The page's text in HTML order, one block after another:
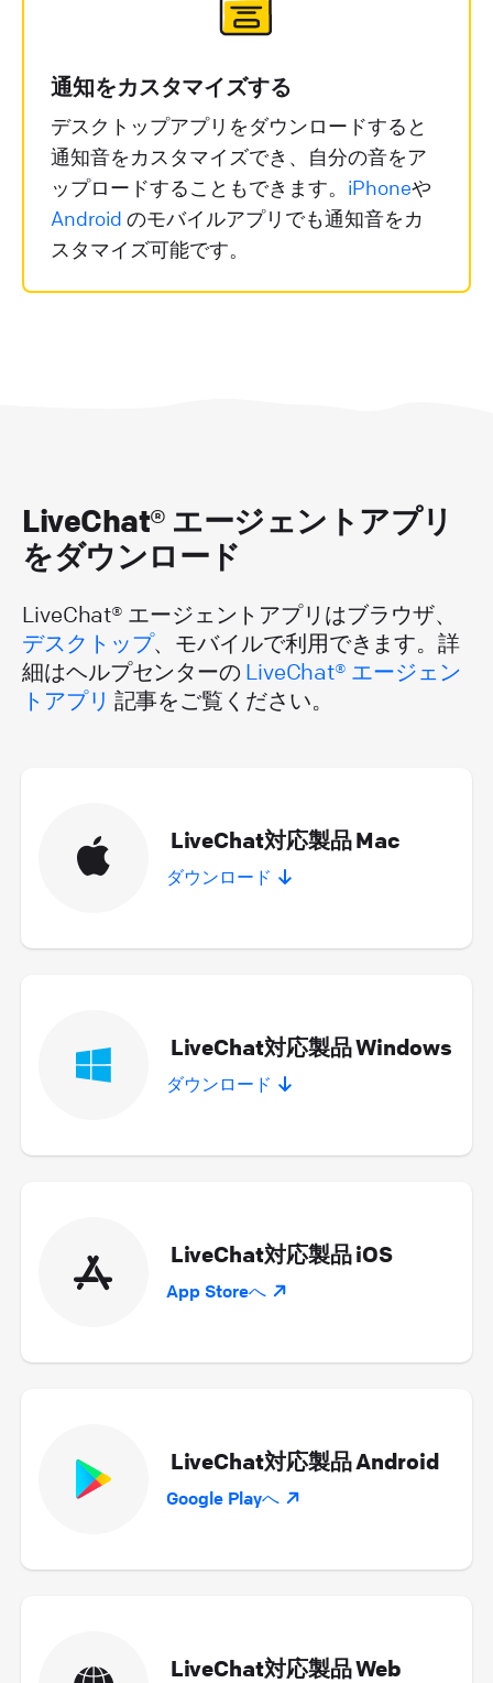
通知をカスタマイズする
デスクトップアプリをダウンロードすると
通知音をカスタマイズでき、自分の音をア
ップロードすることもできます。 iPhoneや
Android のモバイルアプリでも通知音をカ
スタマイズ可能です。
LiveChat® エージェントアプリ
をダウンロード
LiveChat® エージェントアプリはブラウザ、
デスクトップ、モバイルで利用できます。詳
細はヘルプセンターの LiveChat® エージェン
トアプリ 記事をご覧ください。
LiveChat対応製品 Mac
ダウンロード
LiveChat対応製品 Windows
ダウンロード
LiveChat対応製品 iOS
App Storeへ
LiveChat対応製品 Android
Google Playへ
LiveChat対応製品 Web